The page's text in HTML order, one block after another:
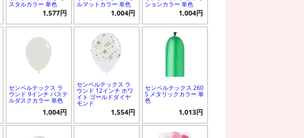
スタルカラー 単色
1,577円
ルマットカラー 単色
1,004円
ションカラー 単色
1,004円
センペルテックス ラ
ウンド 9インチ パステ
ルダスクカラー 単色
1,004円
センペルテックス ラ
ウンド 12インチ ホワ
イト ゴールドダイヤ
モンド
1,554円
センペルテックス 260
S メタリックカラー 単
色
1,013円